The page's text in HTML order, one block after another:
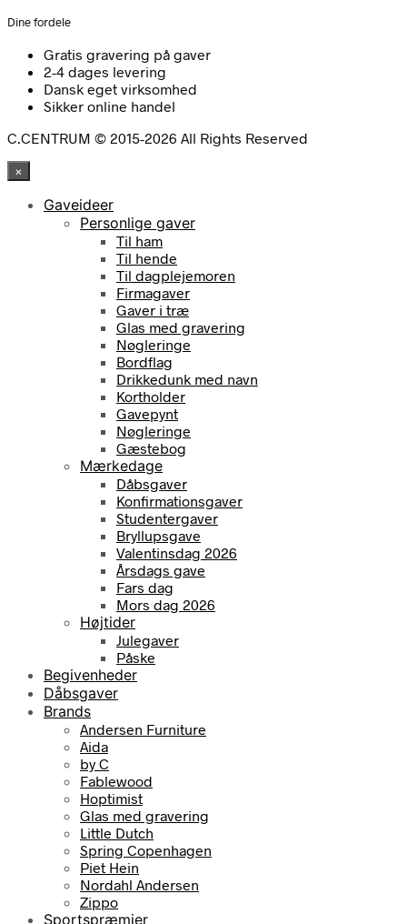
Dine fordele
Gratis gravering på gaver
2-4 dages levering
Dansk eget virksomhed
Sikker online handel
C.CENTRUM © 2015-2026 All Rights Reserved
×
Gaveideer
Personlige gaver
Til ham
Til hende
Til dagplejemoren
Firmagaver
Gaver i træ
Glas med gravering
Nøgleringe
Bordflag
Drikkedunk med navn
Kortholder
Gavepynt
Nøgleringe
Gæstebog
Mærkedage
Dåbsgaver
Konfirmationsgaver
Studentergaver
Bryllupsgave
Valentinsdag 2026
Årsdags gave
Fars dag
Mors dag 2026
Højtider
Julegaver
Påske
Begivenheder
Dåbsgaver
Brands
Andersen Furniture
Aida
by C
Fablewood
Hoptimist
Glas med gravering
Little Dutch
Spring Copenhagen
Piet Hein
Nordahl Andersen
Zippo
Sportspræmier